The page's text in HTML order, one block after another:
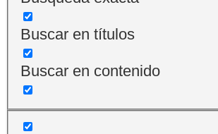
Buscar en títulos
Buscar en contenido